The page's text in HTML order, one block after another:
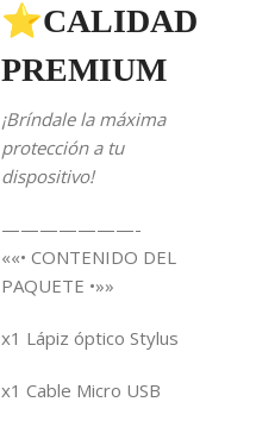
⭐CALIDAD
PREMIUM
¡Bríndale la máxima
protección a tu
dispositivo!
———————-
««• CONTENIDO DEL
PAQUETE •»»
x1 Lápiz óptico Stylus
x1 Cable Micro USB